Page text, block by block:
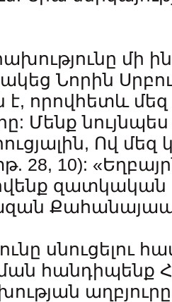
մի
Նորին
է, որովհետև
Մենք
Ով մեզ
28, 10):
զատկական
սնուցելու
հանդիպենք